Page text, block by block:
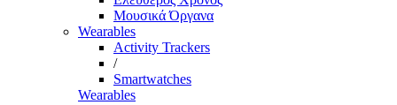
Μουσικά Όργανα
Wearables
Activity Trackers
/
Smartwatches
Wearables